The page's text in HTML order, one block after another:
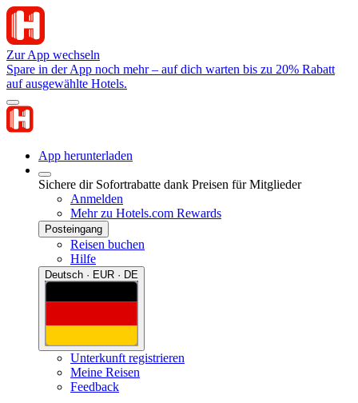
Zur App wechseln
Spare in der App noch mehr – auf dich warten bis zu 20% Rabatt
auf ausgewählte Hotels.
App herunterladen
Sichere dir Sofortrabatte dank Preisen für Mitglieder
Anmelden
Mehr zu Hotels.com Rewards
Posteingang
Reisen buchen
Hilfe
Deutsch · EUR · DE
Unterkunft registrieren
Meine Reisen
Feedback